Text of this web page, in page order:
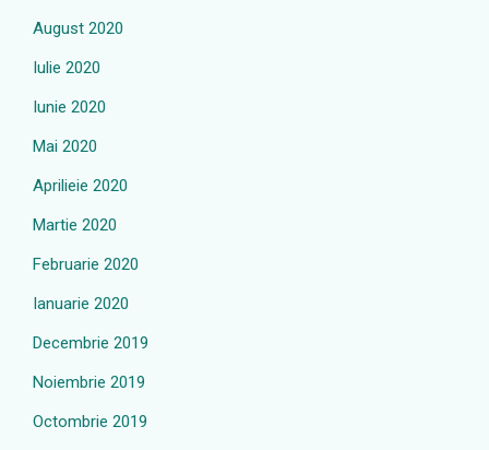
August 2020
Iulie 2020
Iunie 2020
Mai 2020
Aprilieie 2020
Martie 2020
Februarie 2020
Ianuarie 2020
Decembrie 2019
Noiembrie 2019
Octombrie 2019